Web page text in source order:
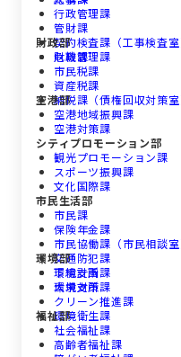
行政管理課
管財課
契約検査課（工事検査室
危機管理課
財政部
財政課
市民税課
資産税課
納税課（債権回収対策室
空港部
空港地域振興課
空港対策課
シティプロモーション部
観光プロモーション課
スポーツ振興課
文化国際課
市民生活部
市民課
保険年金課
市民協働課（市民相談室
交通防犯課
下総支所
大栄支所
環境部
環境計画課
環境対策課
クリーン推進課
環境衛生課
福祉部
社会福祉課
高齢者福祉課